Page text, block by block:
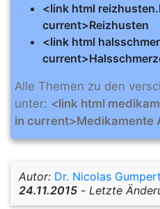
<link html
current>Reizhusten
<link html
Alle Themen zu den
unter: <link html
in current>Medikamente
Autor: Dr. Nicolas Gumpert
24.11.2015 - Letzte